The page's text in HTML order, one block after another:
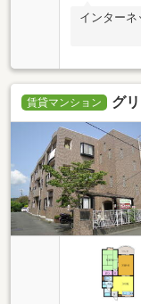
インターネ
賃貸マンション グ